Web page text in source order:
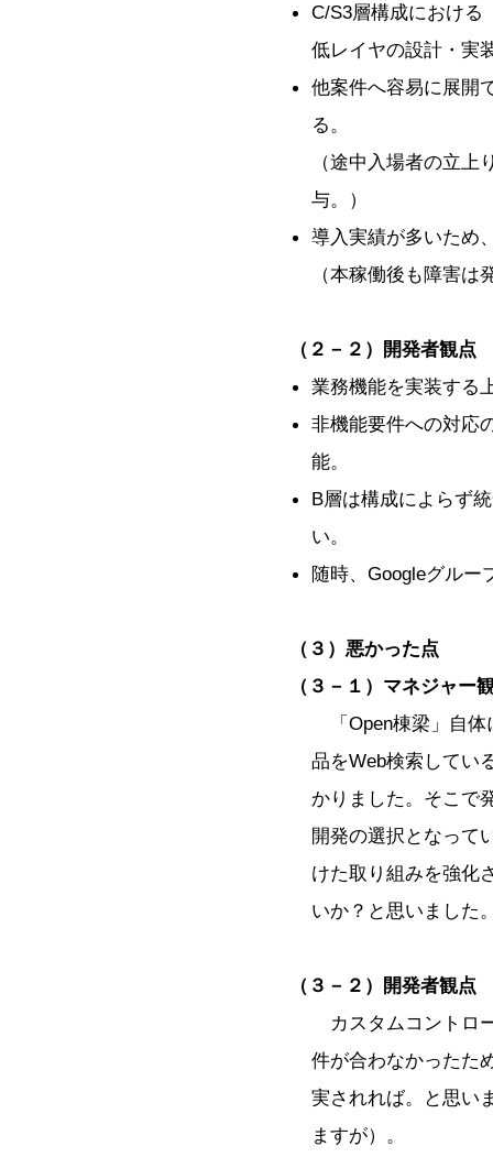
C/S3層構成における
低レイヤの設計・実
他案件へ容易に展開
る。
（途中入場者の立
与。）
導入実績が多いため
（本稼働後も障害は
（２－２）開発者観点
業務機能を実装する
非機能要件への対応
能。
B層は構成によらず
い。
随時、Googleグルー
（３）悪かった点
（３－１）マネジャー
「Open棟梁」自体
品をWeb検索してい
かりました。そこで
開発の選択となって
けた取り組みを強化
いか？と思いました
（３－２）開発者観点
カスタムコントロ
件が合わなかったた
実されれば。と思い
ますが）。